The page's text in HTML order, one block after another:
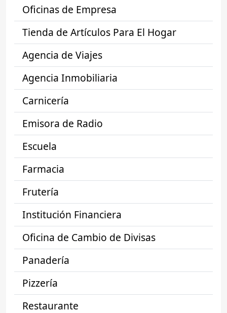
Oficinas de Empresa
Tienda de Artículos Para El Hogar
Agencia de Viajes
Agencia Inmobiliaria
Carnicería
Emisora de Radio
Escuela
Farmacia
Frutería
Institución Financiera
Oficina de Cambio de Divisas
Panadería
Pizzería
Restaurante